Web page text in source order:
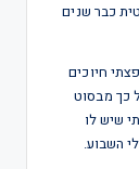
כבר שנים
חיוכים
כך מבסוט
שיש לו
השבוע.